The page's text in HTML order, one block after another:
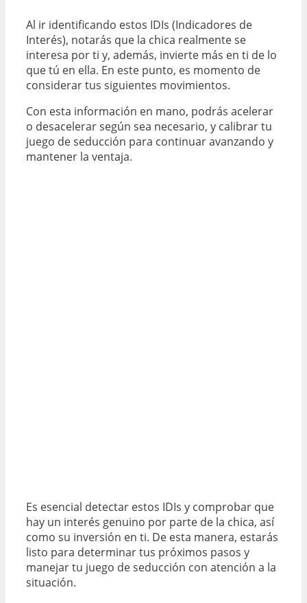
Al ir identificando estos IDIs (Indicadores de
Interés), notarás que la chica realmente se
interesa por ti y, además, invierte más en ti de lo
que tú en ella. En este punto, es momento de
considerar tus siguientes movimientos.
Con esta información en mano, podrás acelerar
o desacelerar según sea necesario, y calibrar tu
juego de seducción para continuar avanzando y
mantener la ventaja.
Es esencial detectar estos IDIs y comprobar que
hay un interés genuino por parte de la chica, así
como su inversión en ti. De esta manera, estarás
listo para determinar tus próximos pasos y
manejar tu juego de seducción con atención a la
situación.